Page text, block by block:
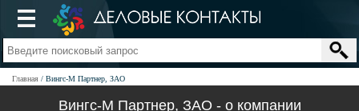
Главная Вингс-М Партнер, ЗАО
Вингс-М Партнер, ЗАО - о компании